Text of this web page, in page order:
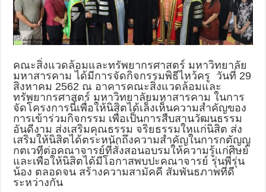
คณะสิ่งแวดล้อมและทรัพยากรศาสตร์ มหาวิทยาลัย
มหาสารคาม ได้มีการจัดกิจกรรมพิธีไหว้ครู วันที่ 29
สิงหาคม 2562 ณ อาคารคณะสิ่งแวดล้อมและ
ทรัพยากรศาสตร์ มหาวิทยาลัยมหาสารคาม ในการ
จัดโครงการนี้เพื่อให้นิสิตได้เล็งเห็นความสำคัญของ
การเข้าร่วมกิจกรรม เพื่อเป็นการสืบสานวัฒนธรรม
อันดีงาม ส่งเสริมคุณธรรม จริยธรรมใหแก่นิสิต ส่ง
เสริมให้นิสิตได้ตระหนักถึงความสำคัญในการกตัญญู
กตเวทีต่อคณาจารย์ที่สั่งสอนอบรมให้ความรู้แก่ศิษย์
และเพื่อให้นิสิตได้มีโอกาสพบปะคณาจารย์ รุ่นพี่รุ่น
น้อง ตลอดจน สร้างความสามัคคี สัมพันธภาพที่ดี
ระหว่างกัน